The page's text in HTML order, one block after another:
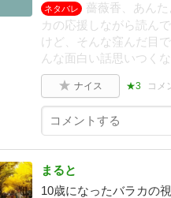
ネタバレ
薔薇香、あん
カの応援しながら読ん
けど、そんな窪んだ目
んな面白い話思いつく
ナイス ★3 コメ
まると
10歳になったバラカの